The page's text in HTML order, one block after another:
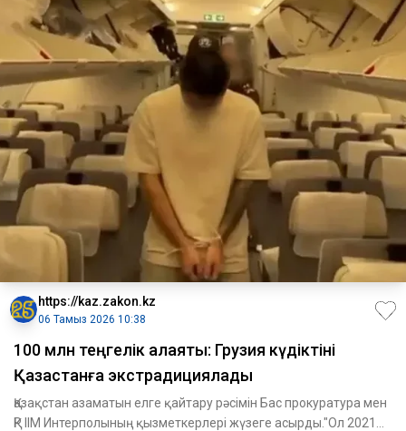
https://kaz.zakon.kz
06 Тамыз 2026 10:38
100 млн теңгелік алаяқтық: Грузия күдіктіні
Қазақстанға экстрадициялады
Қазақстан азаматын елге қайтару рәсімін Бас прокуратура мен
ҚР ІІМ Интерполының қызметкерлері жүзеге асырды."Ол 2021